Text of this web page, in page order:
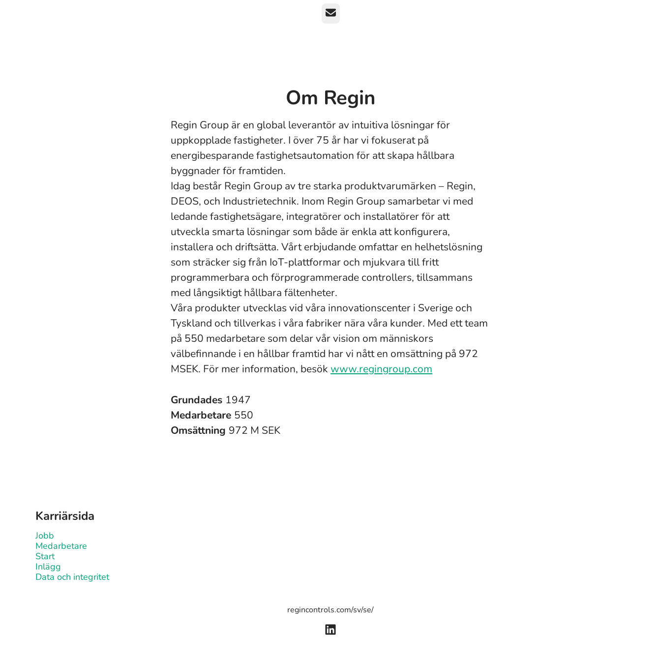
E-post
Om Regin
Regin Group är en global leverantör av intuitiva lösningar för
uppkopplade fastigheter. I över 75 år har vi fokuserat på
energibesparande fastighetsautomation för att skapa hållbara
byggnader för framtiden.
Idag består Regin Group av tre starka produktvarumärken – Regin,
DEOS, och Industrietechnik. Inom Regin Group samarbetar vi med
ledande fastighetsägare, integratörer och installatörer för att
utveckla smarta lösningar som både är enkla att konfigurera,
installera och driftsätta. Vårt erbjudande omfattar en helhetslösning
som sträcker sig från IoT-plattformar och mjukvara till fritt
programmerbara och förprogrammerade controllers, tillsammans
med långsiktigt hållbara fältenheter.
Våra produkter utvecklas vid våra innovationscenter i Sverige och
Tyskland och tillverkas i våra fabriker nära våra kunder. Med ett team
på 550 medarbetare som delar vår vision om människors
välbefinnande i en hållbar framtid har vi nått en omsättning på 972
MSEK. För mer information, besök www.regingroup.com
Grundades 1947
Medarbetare 550
Omsättning 972 M SEK
Karriärsida
Jobb
Medarbetare
Start
Inlägg
Data och integritet
regincontrols.com/sv/se/